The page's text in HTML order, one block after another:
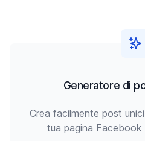
Generatore di
Crea facilmente post
tua pagina